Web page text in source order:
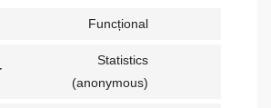
Funcțional
Statistics
(anonymous)